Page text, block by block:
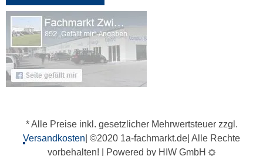
* Alle Preise inkl. gesetzlicher Mehrwertsteuer zzgl.
Versandkosten | ©2020 1a-fachmarkt.de| Alle Rechte
vorbehalten! | Powered by HIW GmbH